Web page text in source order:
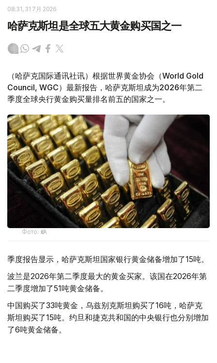
08:31, 31 7月 2026
哈萨克斯坦是全球五大黄金购买国之一
（哈萨克国际通讯社讯）根据世界黄金协会（World Gold
Council, WGC）最新报告，哈萨克斯坦成为2026年第二
季度全球央行黄金购买量排名前五的国家之一。
Фото: ӨзА
季度报告显示，哈萨克斯坦国家银行黄金储备增加了15吨。
波兰是2026年第二季度最大的黄金买家。该国在2026年第
二季度增加了51吨黄金储备。
中国购买了33吨黄金，乌兹别克斯坦购买了16吨，哈萨克
斯坦购买了15吨。约旦和捷克共和国的中央银行也分别增加
了6吨黄金储备。